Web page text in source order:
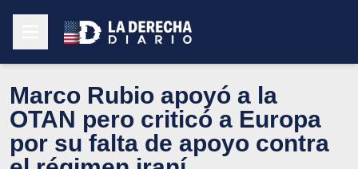
Marco Rubio apoyó a la
OTAN pero criticó a Europa
por su falta de apoyo contra